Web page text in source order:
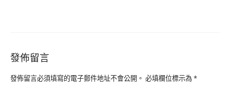
發佈留言
發佈留言必須填寫的電子郵件地址不會公開。 必填欄位標示為*